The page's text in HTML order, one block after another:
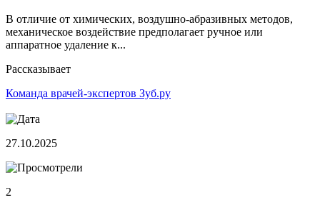
В отличие от химических, воздушно-абразивных методов,
механическое воздействие предполагает ручное или
аппаратное удаление к...
Рассказывает
Команда врачей-экспертов Зуб.ру
27.10.2025
2